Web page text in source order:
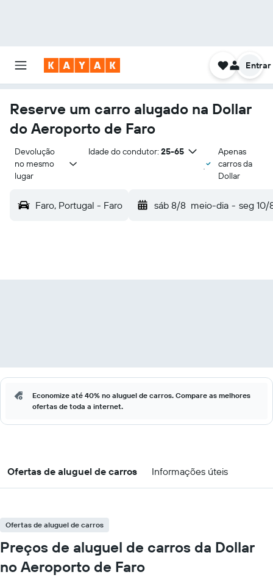
Entrar
Reserve um carro alugado na Dollar
do Aeroporto de Faro
Devolução
no mesmo
lugar
Idade do condutor: 25-65
Apenas
carros da
Dollar
Faro, Portugal - Faro sáb 8/8 meio-dia - seg 10/
Economize até 40% no aluguel de carros. Compare as melhores
ofertas de toda a internet.
Ofertas de aluguel de carros Informações úteis
Ofertas de aluguel de carros
Preços de aluguel de carros da Dollar
no Aeroporto de Faro